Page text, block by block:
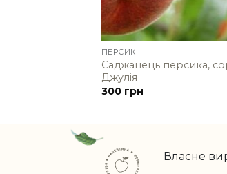
ПЕРСИК
Саджанець персика,
Джулія
300 грн
Власне